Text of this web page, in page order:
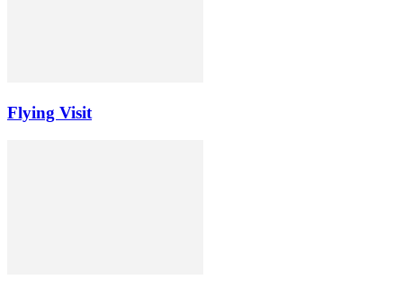
Flying Visit